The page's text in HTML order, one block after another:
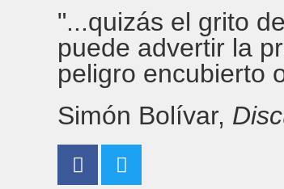
"...quizás el grito
puede advertir la
peligro encubierto
Simón Bolívar,